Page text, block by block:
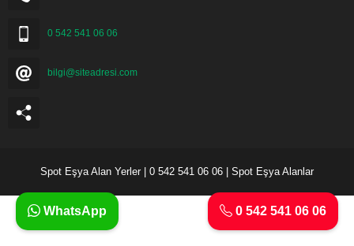
0 542 541 06 06
bilgi@siteadresi.com
Spot Eşya Alan Yerler | 0 542 541 06 06 | Spot Eşya Alanlar
0 542 541 06 06
WhatsApp